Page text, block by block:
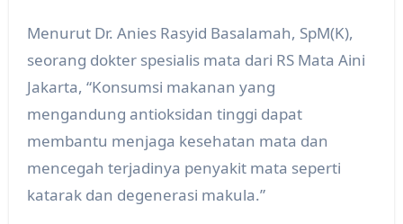
Menurut Dr. Anies Rasyid Basalamah, SpM(K),
seorang dokter spesialis mata dari RS Mata Aini
Jakarta, “Konsumsi makanan yang
mengandung antioksidan tinggi dapat
membantu menjaga kesehatan mata dan
mencegah terjadinya penyakit mata seperti
katarak dan degenerasi makula.”